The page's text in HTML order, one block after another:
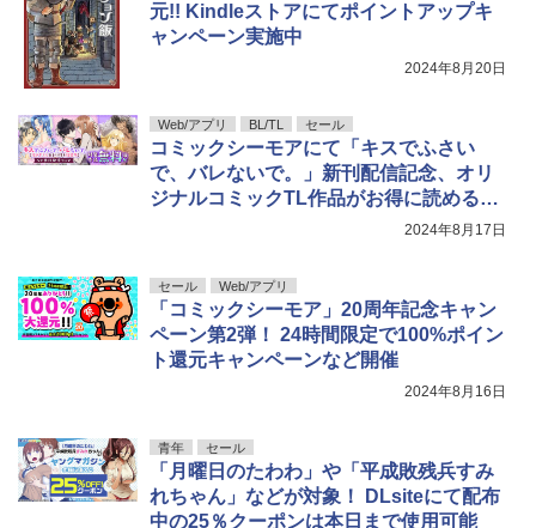
元!! Kindleストアにてポイントアップキ
ャンペーン実施中
2024年8月20日
Web/アプリ BL/TL セール
コミックシーモアにて「キスでふさい
で、バレないで。」新刊配信記念、オリ
ジナルコミックTL作品がお得に読めるキ
2024年8月17日
セール Web/アプリ
「コミックシーモア」20周年記念キャン
ペーン第2弾！ 24時間限定で100%ポイン
ト還元キャンペーンなど開催
2024年8月16日
青年 セール
「月曜日のたわわ」や「平成敗残兵すみ
れちゃん」などが対象！ DLsiteにて配布
中の25％クーポンは本日まで使用可能